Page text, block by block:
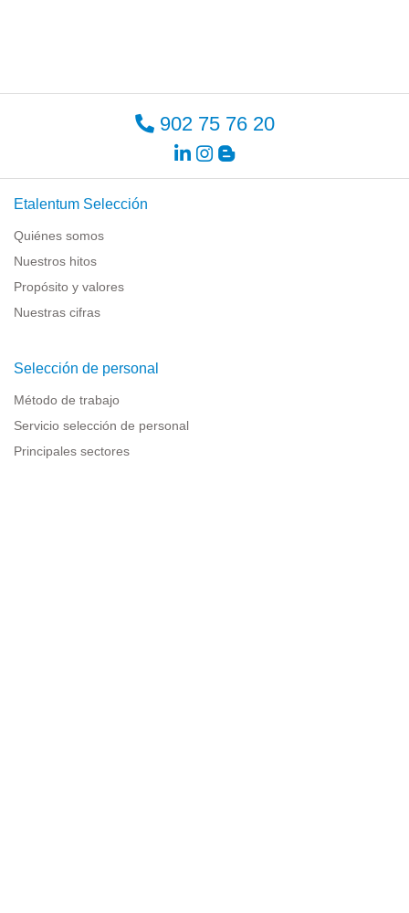
902 75 76 20
Etalentum Selección
Quiénes somos
Nuestros hitos
Propósito y valores
Nuestras cifras
Selección de personal
Método de trabajo
Servicio selección de personal
Principales sectores